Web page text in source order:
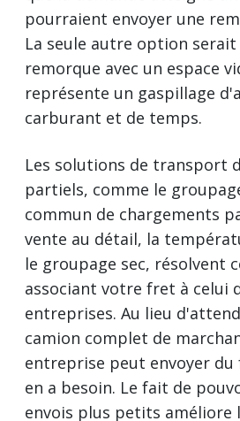
pourraient envoyer une
La seule autre option serait
remorque avec un espace
représente un gaspillage
carburant et de temps.
Les solutions de transport
partiels, comme le
commun de chargements
vente au détail, la
le groupage sec, résolvent
associant votre fret à celui
entreprises. Au lieu
camion complet de
entreprise peut envoyer du
en a besoin. Le fait de
envois plus petits améliore